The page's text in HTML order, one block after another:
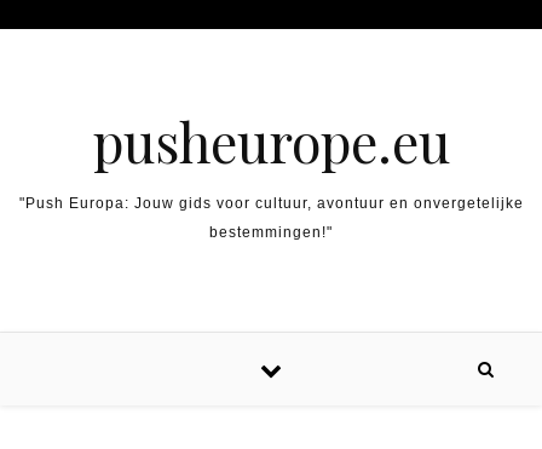
pusheurope.eu
"Push Europa: Jouw gids voor cultuur, avontuur en onvergetelijke
bestemmingen!"